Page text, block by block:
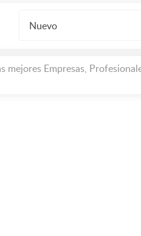
Nuevo
mejores Empresas,